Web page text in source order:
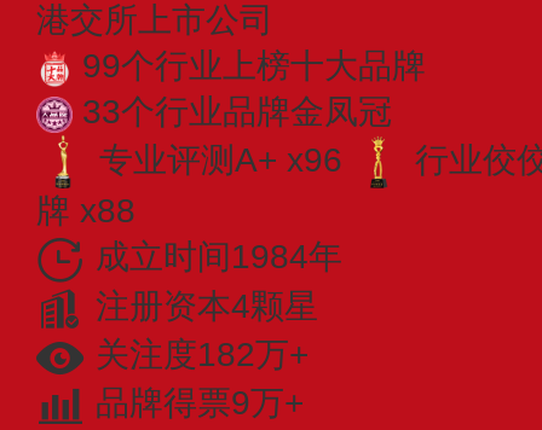
港交所上市公司
99个行业上榜十大品牌
33个行业品牌金凤冠
专业评测A+ x96
行业佼
牌 x88
成立时间1984年
注册资本4颗星
关注度182万+
品牌得票9万+